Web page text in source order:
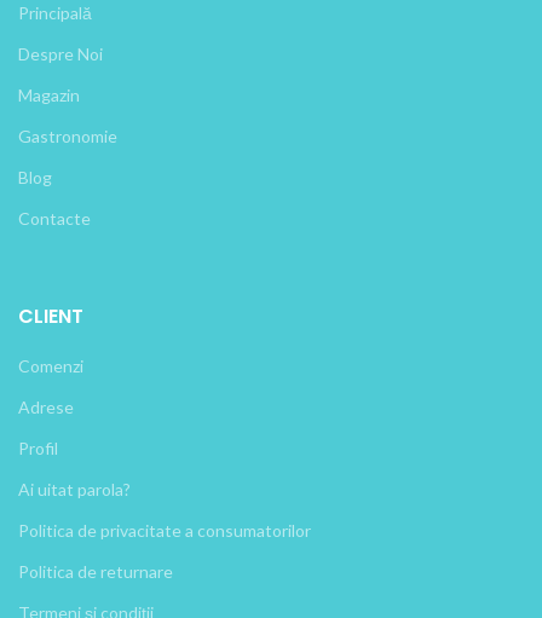
Principală
Despre Noi
Magazin
Gastronomie
Blog
Contacte
CLIENT
Comenzi
Adrese
Profil
Ai uitat parola?
Politica de privacitate a consumatorilor
Politica de returnare
Termeni și condiții